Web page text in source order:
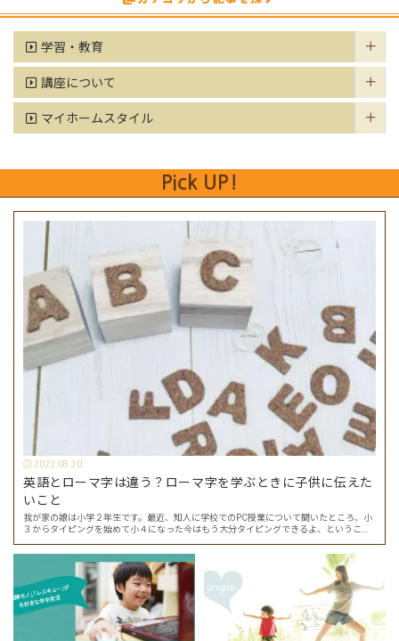
学習・教育
講座について
マイホームスタイル
Pick UP!
2022.08.30
英語とローマ字は違う？ローマ字を学ぶときに子供に伝えた
いこと
我が家の娘は小学２年生です。最近、知人に学校でのPC授業について聞いたところ、小
３からタイピングを始めて小４になった今はもう大分タイピングできるよ、ということ
で…